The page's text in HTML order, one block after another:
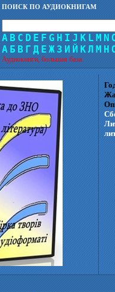
ПОИСК ПО АУДИОКНИГАМ
A B C D E F G H I J K L M N
А Б В Г Д Е Ж З И Й КЛ М Н
Аудиокниги, большая база.